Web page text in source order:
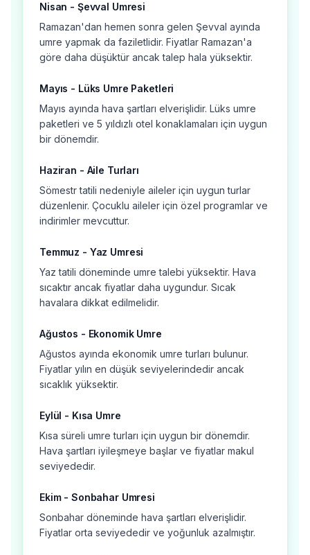
Nisan - Şevval Umresi
Ramazan'dan hemen sonra gelen Şevval ayında
umre yapmak da faziletlidir. Fiyatlar Ramazan'a
göre daha düşüktür ancak talep hala yüksektir.
Mayıs - Lüks Umre Paketleri
Mayıs ayında hava şartları elverişlidir. Lüks umre
paketleri ve 5 yıldızlı otel konaklamaları için uygun
bir dönemdir.
Haziran - Aile Turları
Sömestr tatili nedeniyle aileler için uygun turlar
düzenlenir. Çocuklu aileler için özel programlar ve
indirimler mevcuttur.
Temmuz - Yaz Umresi
Yaz tatili döneminde umre talebi yüksektir. Hava
sıcaktır ancak fiyatlar daha uygundur. Sıcak
havalara dikkat edilmelidir.
Ağustos - Ekonomik Umre
Ağustos ayında ekonomik umre turları bulunur.
Fiyatlar yılın en düşük seviyelerindedir ancak
sıcaklık yüksektir.
Eylül - Kısa Umre
Kısa süreli umre turları için uygun bir dönemdir.
Hava şartları iyileşmeye başlar ve fiyatlar makul
seviyededir.
Ekim - Sonbahar Umresi
Sonbahar döneminde hava şartları elverişlidir.
Fiyatlar orta seviyededir ve yoğunluk azalmıştır.